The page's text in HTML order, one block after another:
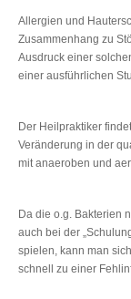
Allergien und
Zusammenhang zu
Ausdruck einer
einer ausführlichen
Der Heilpraktiker
Veränderung in der
mit anaeroben und
Da die o.g. Bakterien
auch bei der
spielen, kann man
schnell zu einer